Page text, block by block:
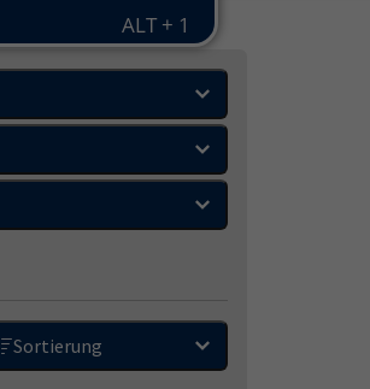
Sortierung